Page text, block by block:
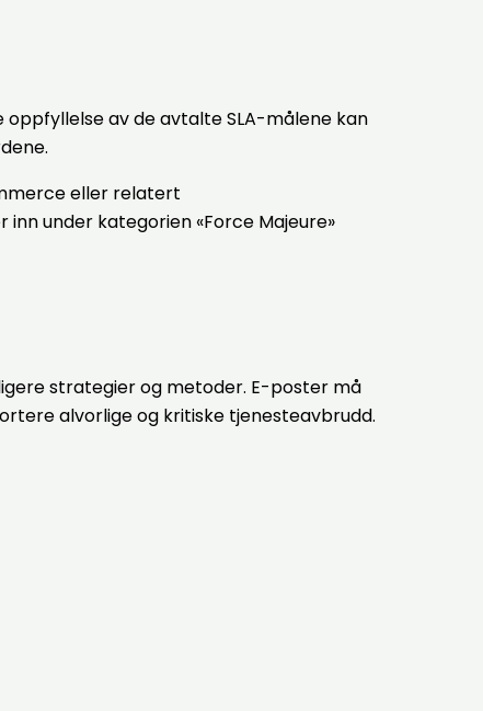
av de avtalte SLA-målene kan
eller relatert
under kategorien «Force Majeure»
strategier og metoder. E-poster må
alvorlige og kritiske tjenesteavbrudd.